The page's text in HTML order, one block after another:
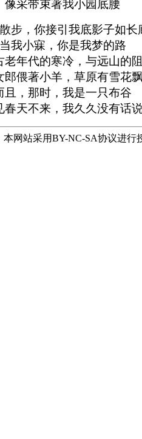
像采带束著我小园底腰
步，你接引我底影子如长
当我小寐，你是我梦的路
老年代的寒冷，与远山的
郎偎著小羊，草原有雪花
且，那时，我是一只布谷
春天不来，我久久没有话
网站采用BY-NC-SA协议进行